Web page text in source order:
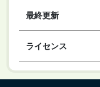
最終更新
ライセンス